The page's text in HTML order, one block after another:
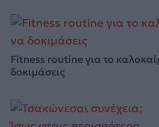
Fitness routine για το
δοκιμάσεις